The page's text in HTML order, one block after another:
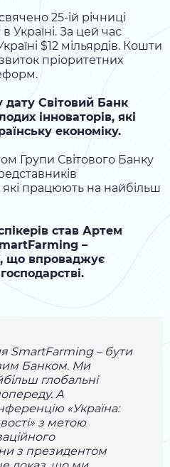
25-ій річниці
Україні. За цей час
$12 мільярдів. Кошти
пріоритетних
дату Світовий Банк
інноваторів, які
економіку.
Групи Світового Банку
які працюють на найбільш
став Артем
–
що впроваджує
SmartFarming – бути
Банком. Ми
глобальні
А
«Україна:
з метою
з президентом